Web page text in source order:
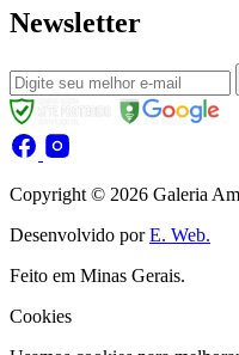
Newsletter
Copyright © 2026 Galeria
Desenvolvido porE. Web.
Feito em Minas Gerais.
Cookies